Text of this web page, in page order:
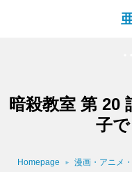
暗殺教室 第 20
子
Homepage 漫画・アニメ